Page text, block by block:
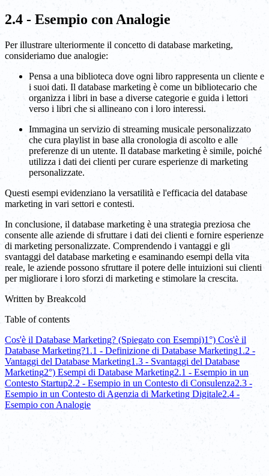
2.4 - Esempio con Analogie
Per illustrare ulteriormente il concetto di database marketing,
consideriamo due analogie:
Pensa a una biblioteca dove ogni libro rappresenta un cliente e
i suoi dati. Il database marketing è come un bibliotecario che
organizza i libri in base a diverse categorie e guida i lettori
verso i libri che si allineano con i loro interessi.
Immagina un servizio di streaming musicale personalizzato
che cura playlist in base alla cronologia di ascolto e alle
preferenze di un utente. Il database marketing è simile, poiché
utilizza i dati dei clienti per curare esperienze di marketing
personalizzate.
Questi esempi evidenziano la versatilità e l'efficacia del database
marketing in vari settori e contesti.
In conclusione, il database marketing è una strategia preziosa che
consente alle aziende di sfruttare i dati dei clienti e fornire esperienze
di marketing personalizzate. Comprendendo i vantaggi e gli
svantaggi del database marketing e esaminando esempi della vita
reale, le aziende possono sfruttare il potere delle intuizioni sui clienti
per migliorare i loro sforzi di marketing e stimolare la crescita.
Written by Breakcold
Table of contents
Cos'è il Database Marketing? (Spiegato con Esempi)1°) Cos'è il
Database Marketing?1.1 - Definizione di Database Marketing1.2 -
Vantaggi del Database Marketing1.3 - Svantaggi del Database
Marketing2°) Esempi di Database Marketing2.1 - Esempio in un
Contesto Startup2.2 - Esempio in un Contesto di Consulenza2.3 -
Esempio in un Contesto di Agenzia di Marketing Digitale2.4 -
Esempio con Analogie